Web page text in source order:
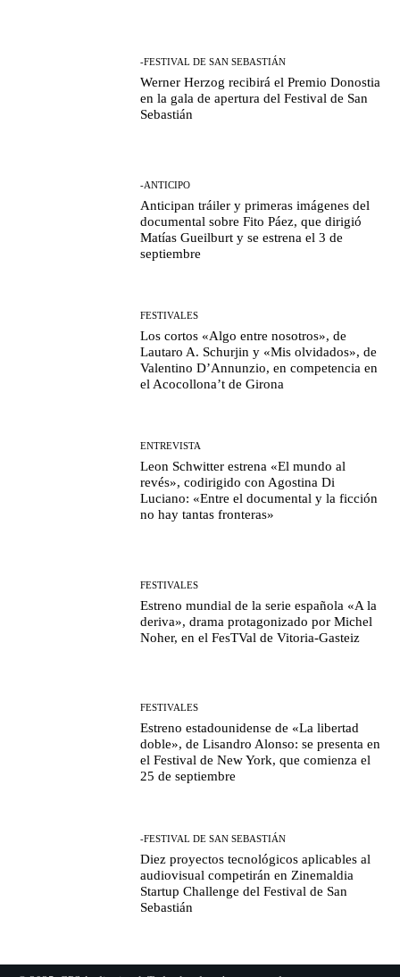
-FESTIVAL DE SAN SEBASTIÁN
Werner Herzog recibirá el Premio Donostia
en la gala de apertura del Festival de San
Sebastián
-ANTICIPO
Anticipan tráiler y primeras imágenes del
documental sobre Fito Páez, que dirigió
Matías Gueilburt y se estrena el 3 de
septiembre
FESTIVALES
Los cortos «Algo entre nosotros», de
Lautaro A. Schurjin y «Mis olvidados», de
Valentino D’Annunzio, en competencia en
el Acocollona’t de Girona
ENTREVISTA
Leon Schwitter estrena «El mundo al
revés», codirigido con Agostina Di
Luciano: «Entre el documental y la ficción
no hay tantas fronteras»
FESTIVALES
Estreno mundial de la serie española «A la
deriva», drama protagonizado por Michel
Noher, en el FesTVal de Vitoria-Gasteiz
FESTIVALES
Estreno estadounidense de «La libertad
doble», de Lisandro Alonso: se presenta en
el Festival de New York, que comienza el
25 de septiembre
-FESTIVAL DE SAN SEBASTIÁN
Diez proyectos tecnológicos aplicables al
audiovisual competirán en Zinemaldia
Startup Challenge del Festival de San
Sebastián